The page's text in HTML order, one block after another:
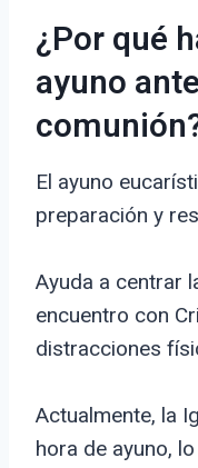
¿Por qué
ayuno
El ayuno
preparación y
Ayuda a centrar
encuentro con
distracciones
Actualmente, la
hora de ayuno,